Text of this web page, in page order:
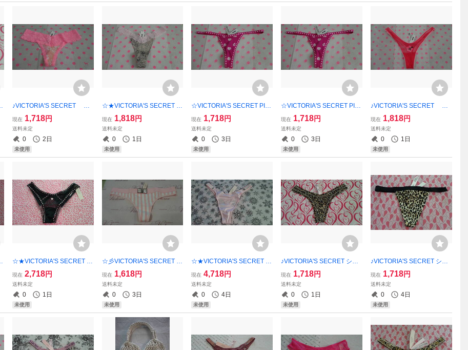
♪VICTORIA'S SECRET PI
NK ショーツ・XS♪彡【新
品未使用】 ご希望の方にシ
ョップ紙袋同封可能！！
現在 1,718円
送料未定
0 2日
未使用
☆★VICTORIA'S SECRET PI
NKショーツ・S★【新品未使
用】 ご希望の方にショップ
紙袋同封可能！！
現在 1,818円
送料未定
0 1日
未使用
☆VICTORIA'S SECRET PIN
Kショーツ・S♪新品未使用】
ご希望の方にショップ紙袋同
封可能！！
現在 1,718円
送料未定
0 3日
未使用
☆VICTORIA'S SECRET PIN
Kショーツ・XS♪新品未使
用】 ご希望の方にショップ
紙袋同封可能！！
現在 1,718円
送料未定
0 3日
未使用
♪VICTORIA'S SECRET PI
NK ショーツ・XS♪【新品
未使用】 ご希望の方にショ
ップ紙袋同封可能！！
現在 1,818円
送料未定
0 1日
未使用
☆★VICTORIA'S SECRET シ
ョーツ・XS★【新品未使
用】 ご希望の方にショップ
紙袋同封可能！！
現在 2,718円
送料未定
0 1日
未使用
☆彡VICTORIA'S SECRET シ
ョーツ・S★【新品未使用】
ご希望の方にショップ紙袋同
封可能！！
現在 1,618円
送料未定
0 3日
未使用
☆★VICTORIA'S SECRET シ
ョーツ・S♪♪【新品未使用】
ご希望の方にショップ紙袋同
封可能！！
現在 4,718円
送料未定
0 4日
未使用
♪VICTORIA'S SECRET ショ
ーツ・XS♪【新品未使用】 ご
希望の方にショップ紙袋同封
可能！！
現在 1,718円
送料未定
0 1日
未使用
♪VICTORIA'S SECRET ショ
ーツ・XS★★【新品未使
用】 ご希望の方にショップ
紙袋同封可能！！
現在 1,718円
送料未定
0 4日
未使用